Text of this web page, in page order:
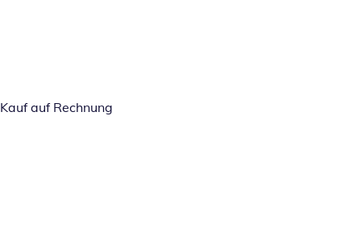
Kauf auf Rechnung